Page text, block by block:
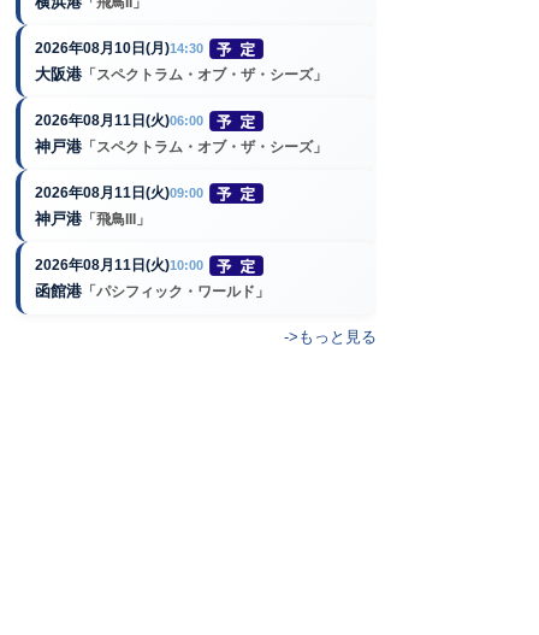
2026年08月10日(月)14:30
大阪港 「スペクトラム・オブ・ザ・シーズ」
2026年08月11日(火)06:00
神戸港 「スペクトラム・オブ・ザ・シーズ」
2026年08月11日(火)09:00
神戸港 「飛鳥III」
2026年08月11日(火)10:00
函館港 「パシフィック・ワールド」
->もっと見る